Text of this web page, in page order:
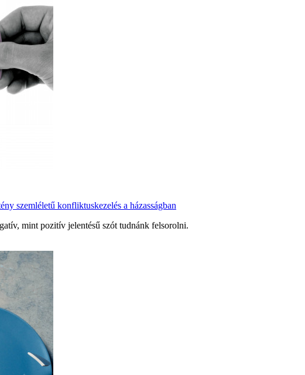
szemléletű konfliktuskezelés a házasságban
mint pozitív jelentésű szót tudnánk felsorolni.